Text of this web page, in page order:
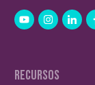
RECURSOS